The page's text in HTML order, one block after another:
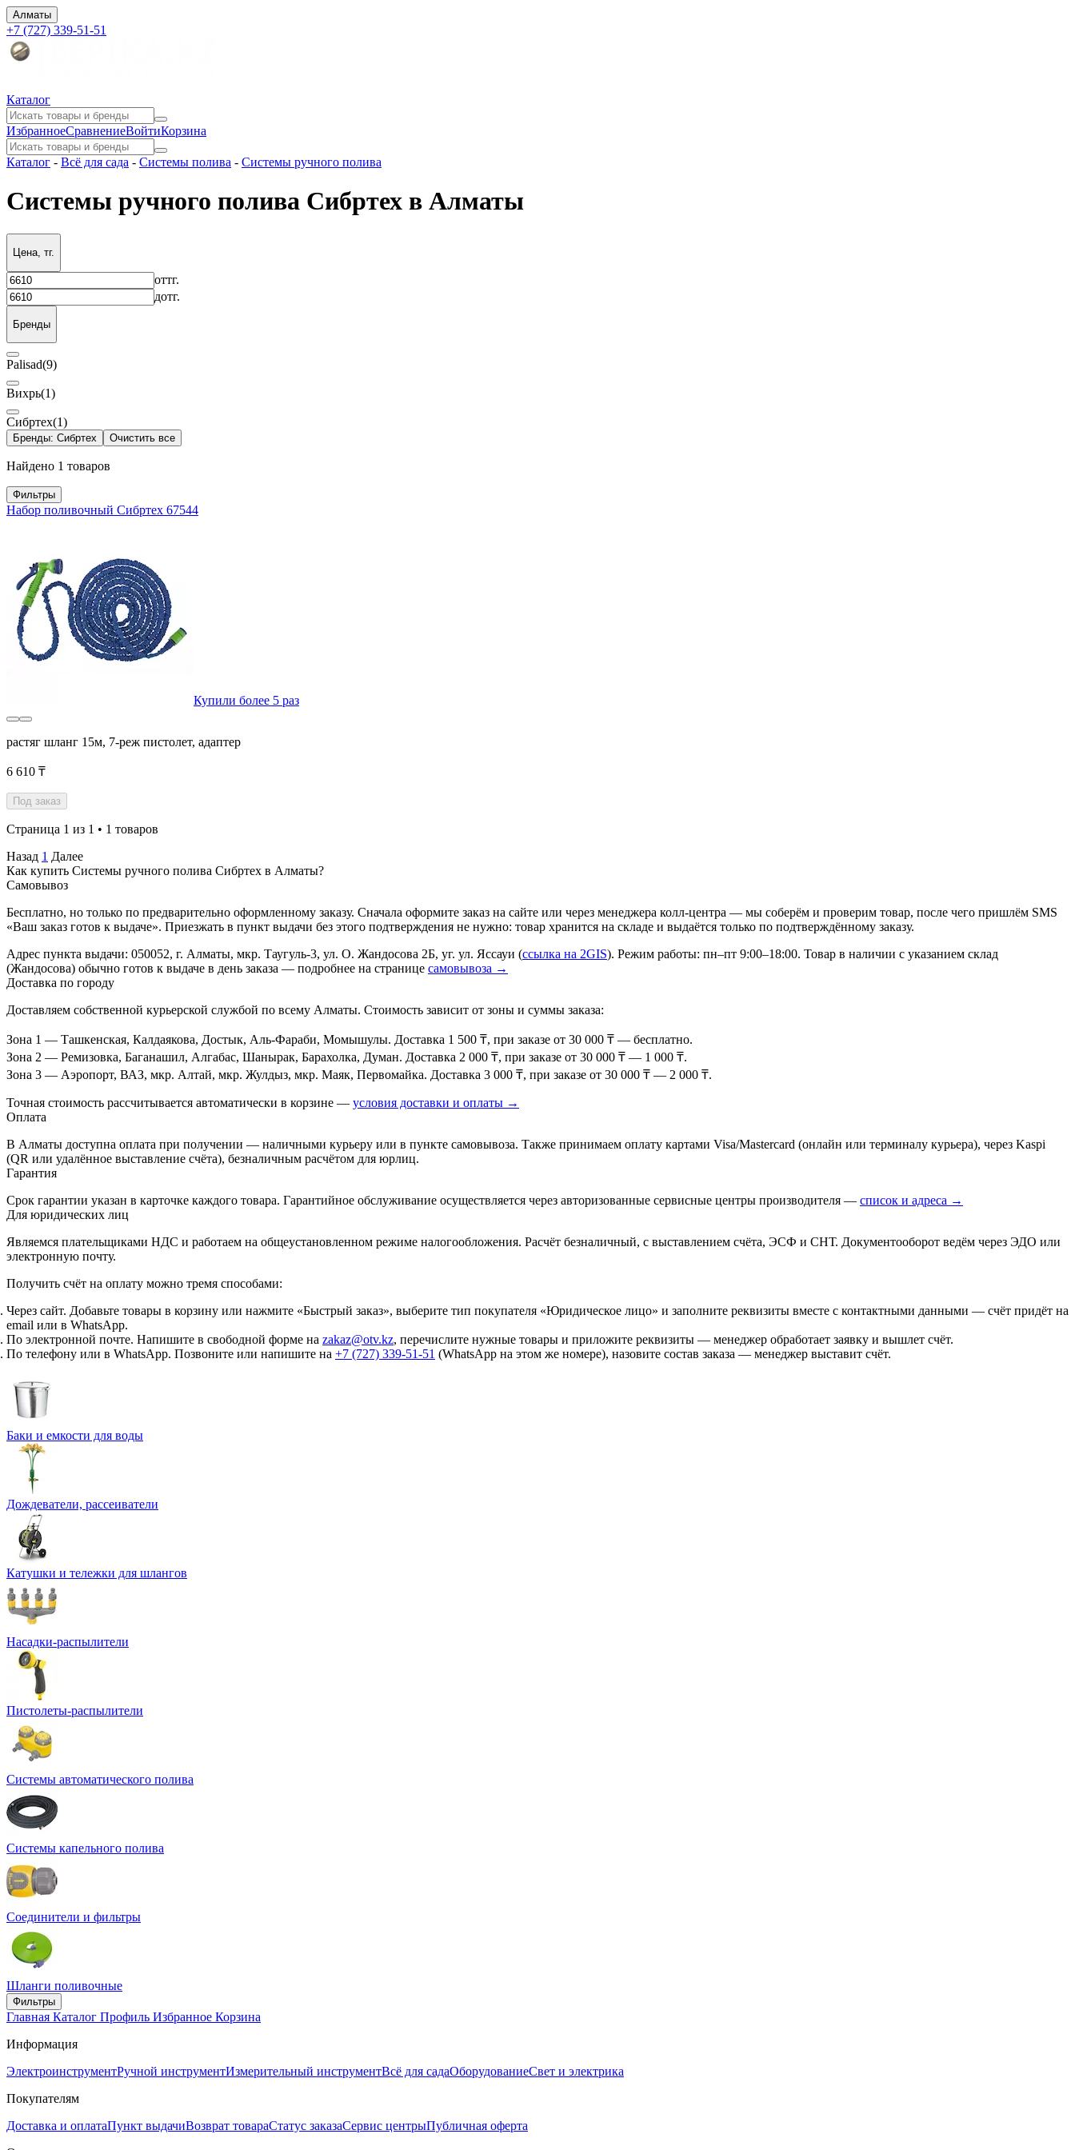
Алматы
+7 (727) 339-51-51
Каталог
ИзбранноеСравнениеВойтиКорзина
Каталог - Всё для сада - Системы полива - Системы ручного полива
Системы ручного полива Сибртех в Алматы
Цена, тг.
оттг.
дотг.
Бренды
Palisad(9)
Вихрь(1)
Сибртех(1)
Бренды: Сибртех Очистить все
Найдено 1 товаров
Фильтры
Набор поливочный Сибртех 67544
Купили более 5 раз
растяг шланг 15м, 7-реж пистолет, адаптер
6 610 ₸
Под заказ
Страница 1 из 1 • 1 товаров
Назад 1 Далее
Как купить Системы ручного полива Сибртех в Алматы?
Самовывоз
Бесплатно, но только по предварительно оформленному заказу. Сначала оформите заказ на сайте или через менеджера колл-центра — мы соберём и проверим товар, после чего пришлём SMS
«Ваш заказ готов к выдаче». Приезжать в пункт выдачи без этого подтверждения не нужно: товар хранится на складе и выдаётся только по подтверждённому заказу.
Адрес пункта выдачи: 050052, г. Алматы, мкр. Таугуль-3, ул. О. Жандосова 2Б, уг. ул. Яссауи (ссылка на 2GIS). Режим работы: пн–пт 9:00–18:00. Товар в наличии с указанием склад
(Жандосова) обычно готов к выдаче в день заказа — подробнее на странице самовывоза →
Доставка по городу
Доставляем собственной курьерской службой по всему Алматы. Стоимость зависит от зоны и суммы заказа:
Зона 1 — Ташкенская, Калдаякова, Достык, Аль-Фараби, Момышулы. Доставка 1 500 ₸, при заказе от 30 000 ₸ — бесплатно.
Зона 2 — Ремизовка, Баганашил, Алгабас, Шанырак, Барахолка, Думан. Доставка 2 000 ₸, при заказе от 30 000 ₸ — 1 000 ₸.
Зона 3 — Аэропорт, ВАЗ, мкр. Алтай, мкр. Жулдыз, мкр. Маяк, Первомайка. Доставка 3 000 ₸, при заказе от 30 000 ₸ — 2 000 ₸.
Точная стоимость рассчитывается автоматически в корзине — условия доставки и оплаты →
Оплата
В Алматы доступна оплата при получении — наличными курьеру или в пункте самовывоза. Также принимаем оплату картами Visa/Mastercard (онлайн или терминалу курьера), через Kaspi
(QR или удалённое выставление счёта), безналичным расчётом для юрлиц.
Гарантия
Срок гарантии указан в карточке каждого товара. Гарантийное обслуживание осуществляется через авторизованные сервисные центры производителя — список и адреса →
Для юридических лиц
Являемся плательщиками НДС и работаем на общеустановленном режиме налогообложения. Расчёт безналичный, с выставлением счёта, ЭСФ и СНТ. Документооборот ведём через ЭДО или
электронную почту.
Получить счёт на оплату можно тремя способами:
Через сайт. Добавьте товары в корзину или нажмите «Быстрый заказ», выберите тип покупателя «Юридическое лицо» и заполните реквизиты вместе с контактными данными — счёт придёт на
email или в WhatsApp.
По электронной почте. Напишите в свободной форме на zakaz@otv.kz, перечислите нужные товары и приложите реквизиты — менеджер обработает заявку и вышлет счёт.
По телефону или в WhatsApp. Позвоните или напишите на +7 (727) 339-51-51 (WhatsApp на этом же номере), назовите состав заказа — менеджер выставит счёт.
Баки и емкости для воды
Дождеватели, рассеиватели
Катушки и тележки для шлангов
Насадки-распылители
Пистолеты-распылители
Системы автоматического полива
Системы капельного полива
Соединители и фильтры
Шланги поливочные
Фильтры
Главная Каталог Профиль Избранное Корзина
Информация
ЭлектроинструментРучной инструментИзмерительный инструментВсё для садаОборудованиеСвет и электрика
Покупателям
Доставка и оплатаПункт выдачиВозврат товараСтатус заказаСервис центрыПубличная оферта